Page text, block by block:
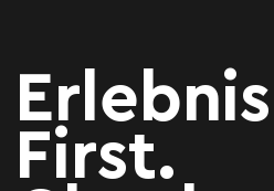
Erlebnis
First.